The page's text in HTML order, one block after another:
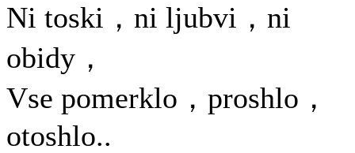
Ni toski，ni ljubvi，ni
obidy，
Vse pomerklo，proshlo，
otoshlo..